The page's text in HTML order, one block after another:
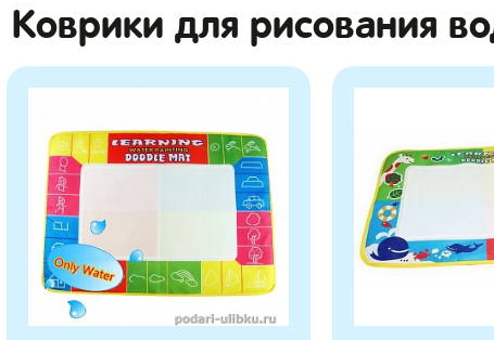
Коврики для рисования